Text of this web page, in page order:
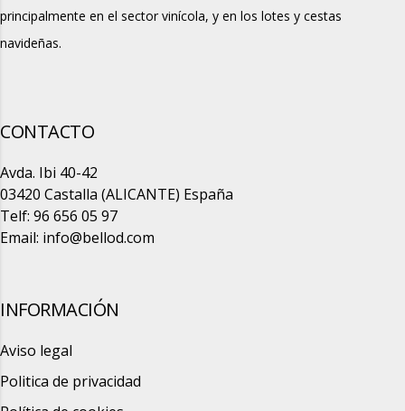
principalmente en el sector vinícola, y en los lotes y cestas
navideñas.
CONTACTO
Avda. Ibi 40-42
03420 Castalla (ALICANTE) España
Telf: 96 656 05 97
Email: info@bellod.com
INFORMACIÓN
Aviso legal
Politica de privacidad